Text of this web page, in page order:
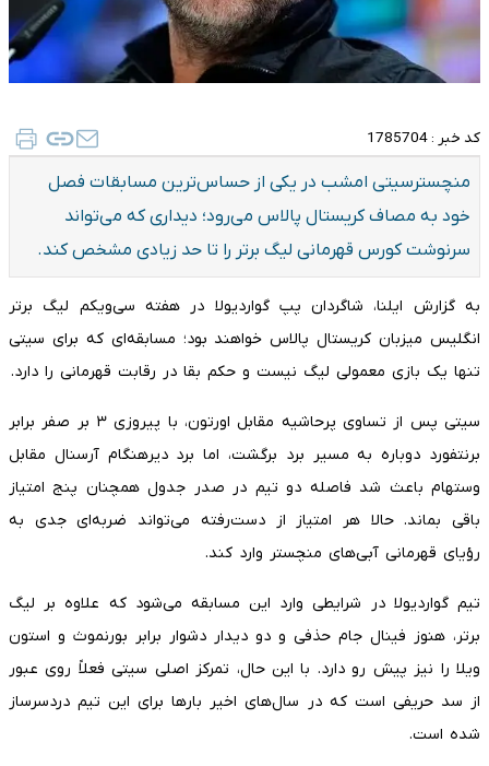
کد خبر : 1785704
منچسترسیتی امشب در یکی از حساس‌ترین مسابقات فصل
خود به مصاف کریستال پالاس می‌رود؛ دیداری که می‌تواند
سرنوشت کورس قهرمانی لیگ برتر را تا حد زیادی مشخص کند.
به گزارش ایلنا، شاگردان پپ گواردیولا در هفته سی‌ویکم لیگ برتر
انگلیس میزبان کریستال پالاس خواهند بود؛ مسابقه‌ای که برای سیتی
تنها یک بازی معمولی لیگ نیست و حکم بقا در رقابت قهرمانی را دارد.
سیتی پس از تساوی پرحاشیه مقابل اورتون، با پیروزی ۳ بر صفر برابر
برنتفورد دوباره به مسیر برد برگشت، اما برد دیرهنگام آرسنال مقابل
وستهام باعث شد فاصله دو تیم در صدر جدول همچنان پنج امتیاز
باقی بماند. حالا هر امتیاز از دست‌رفته می‌تواند ضربه‌ای جدی به
رؤیای قهرمانی آبی‌های منچستر وارد کند.
تیم گواردیولا در شرایطی وارد این مسابقه می‌شود که علاوه بر لیگ
برتر، هنوز فینال جام حذفی و دو دیدار دشوار برابر بورنموث و استون
ویلا را نیز پیش رو دارد. با این حال، تمرکز اصلی سیتی فعلاً روی عبور
از سد حریفی است که در سال‌های اخیر بارها برای این تیم دردسرساز
شده است.